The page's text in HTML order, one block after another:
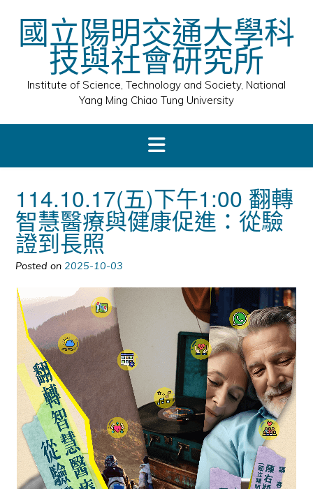
content國立陽明交通大學科
技與社會研究所
Institute of Science, Technology and Society, National
Yang Ming Chiao Tung University
114.10.17(五)下午1:00 翻轉
智慧醫療與健康促進：從驗
證到長照
Posted on 2025-10-03